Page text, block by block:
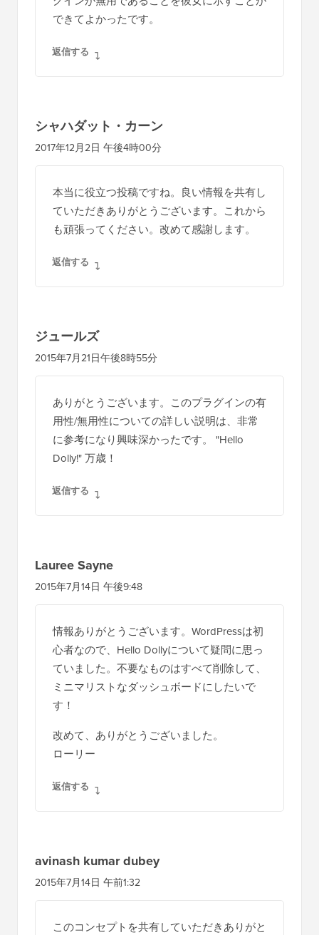
できてよかったです。
返信する
シャハダット・カーン
2017年12月2日 午後4時00分
本当に役立つ投稿ですね。良い情報を共有し
ていただきありがとうございます。これから
も頑張ってください。改めて感謝します。
返信する
ジュールズ
2015年7月21日午後8時55分
ありがとうございます。このプラグインの有
用性/無用性についての詳しい説明は、非常
に参考になり興味深かったです。 "Hello
Dolly!" 万歳！
返信する
Lauree Sayne
2015年7月14日 午後9:48
情報ありがとうございます。WordPressは初
心者なので、Hello Dollyについて疑問に思っ
ていました。不要なものはすべて削除して、
ミニマリストなダッシュボードにしたいで
す！
改めて、ありがとうございました。
ローリー
返信する
avinash kumar dubey
2015年7月14日 午前1:32
このコンセプトを共有していただきありがと